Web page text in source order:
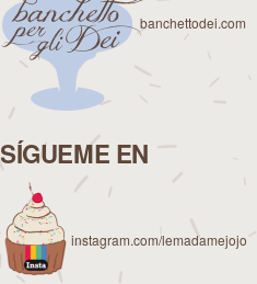
banchettodei.com
SÍGUEME EN
instagram.com/lemadamejojo